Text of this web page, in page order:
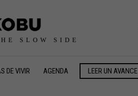
SLOW SIDE
DE VIVIR AGENDA LEER UN AVANCE